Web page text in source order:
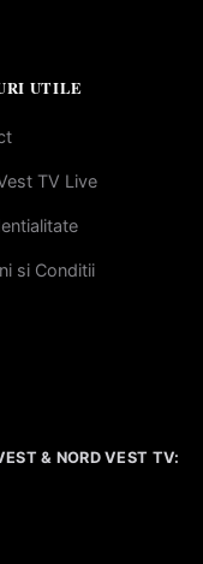
UTILE
TV Live
si Conditii
& NORD VEST TV: